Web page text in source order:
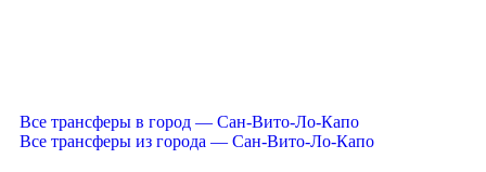
Все трансферы в город — Сан-Вито-Ло-Капо
Все трансферы из города — Сан-Вито-Ло-Капо